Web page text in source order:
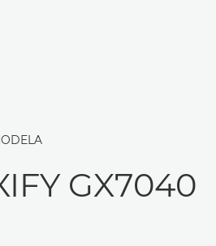
GX7040